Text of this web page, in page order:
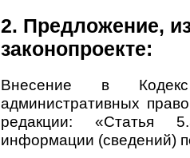
2. Предложение,
законопроекте:
Внесение в
административных
редакции: «Статья
информации (сведений)